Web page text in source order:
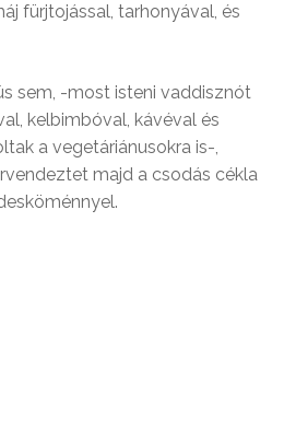
fürjtojással, tarhonyával, és
sem, -most isteni vaddisznót
kelbimbóval, kávéval és
a vegetáriánusokra is-,
majd a csodás cékla